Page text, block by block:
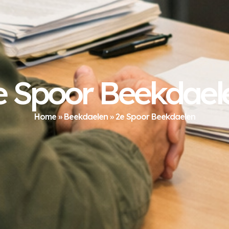
Spoor
Home»Beekdaelen» 2e Spoor Beekdaelen